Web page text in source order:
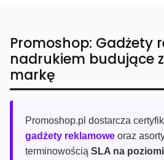
Promoshop: Gadżety
nadrukiem budujące
markę
Promoshop.pl dostarcza
gadżety reklamowe oraz
terminowością SLA na